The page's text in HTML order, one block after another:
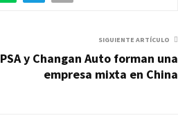
SIGUIENTE ARTÍCULO
PSA y Changan Auto forman una
empresa mixta en China